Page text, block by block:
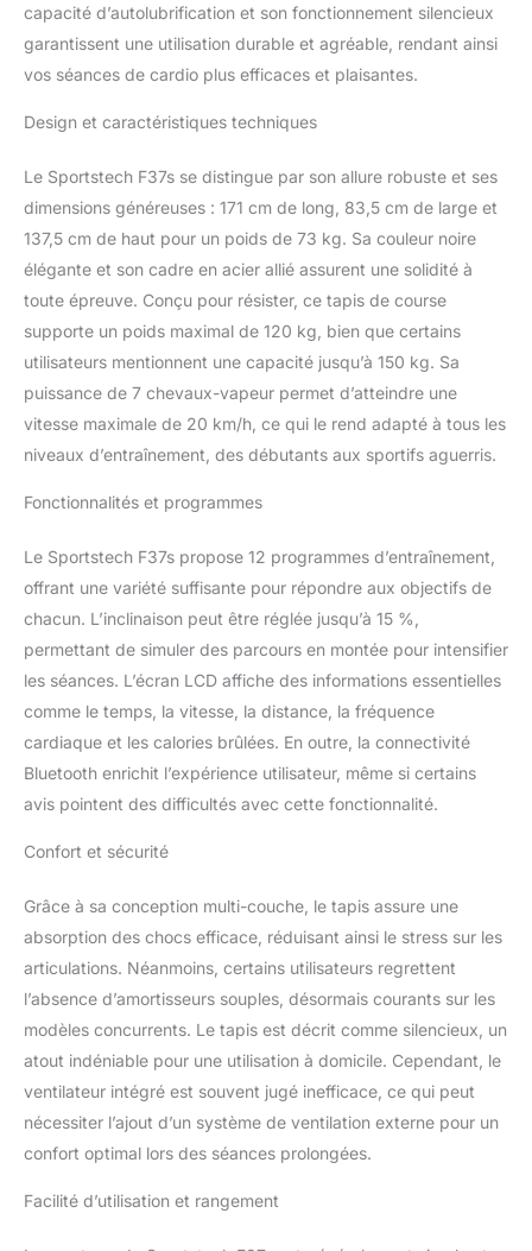
capacité d’autolubrification et son fonctionnement silencieux
garantissent une utilisation durable et agréable, rendant ainsi
vos séances de cardio plus efficaces et plaisantes.
Design et caractéristiques techniques
Le Sportstech F37s se distingue par son allure robuste et ses
dimensions généreuses : 171 cm de long, 83,5 cm de large et
137,5 cm de haut pour un poids de 73 kg. Sa couleur noire
élégante et son cadre en acier allié assurent une solidité à
toute épreuve. Conçu pour résister, ce tapis de course
supporte un poids maximal de 120 kg, bien que certains
utilisateurs mentionnent une capacité jusqu’à 150 kg. Sa
puissance de 7 chevaux-vapeur permet d’atteindre une
vitesse maximale de 20 km/h, ce qui le rend adapté à tous les
niveaux d’entraînement, des débutants aux sportifs aguerris.
Fonctionnalités et programmes
Le Sportstech F37s propose 12 programmes d’entraînement,
offrant une variété suffisante pour répondre aux objectifs de
chacun. L’inclinaison peut être réglée jusqu’à 15 %,
permettant de simuler des parcours en montée pour intensifier
les séances. L’écran LCD affiche des informations essentielles
comme le temps, la vitesse, la distance, la fréquence
cardiaque et les calories brûlées. En outre, la connectivité
Bluetooth enrichit l’expérience utilisateur, même si certains
avis pointent des difficultés avec cette fonctionnalité.
Confort et sécurité
Grâce à sa conception multi-couche, le tapis assure une
absorption des chocs efficace, réduisant ainsi le stress sur les
articulations. Néanmoins, certains utilisateurs regrettent
l’absence d’amortisseurs souples, désormais courants sur les
modèles concurrents. Le tapis est décrit comme silencieux, un
atout indéniable pour une utilisation à domicile. Cependant, le
ventilateur intégré est souvent jugé inefficace, ce qui peut
nécessiter l’ajout d’un système de ventilation externe pour un
confort optimal lors des séances prolongées.
Facilité d’utilisation et rangement